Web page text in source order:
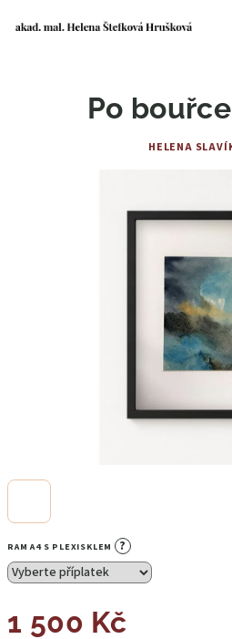
RAM A4 S PLEXISKLEM ?
1 500 Kč
Po bouřce
HELENA